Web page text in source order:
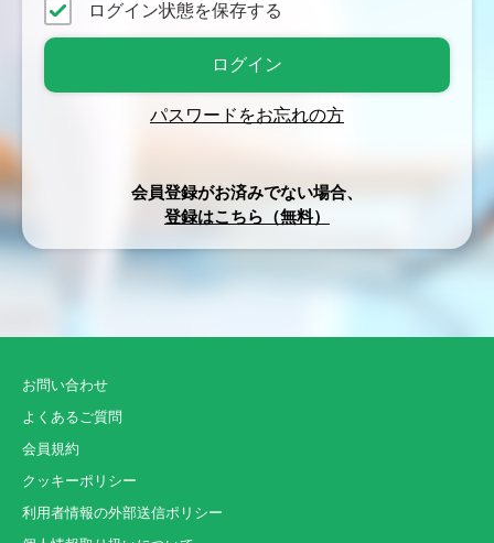
ログイン状態を保存する
パスワードをお忘れの方
会員登録がお済みでない場合、
登録はこちら（無料）
お問い合わせ
よくあるご質問
会員規約
クッキーポリシー
利用者情報の外部送信ポリシー